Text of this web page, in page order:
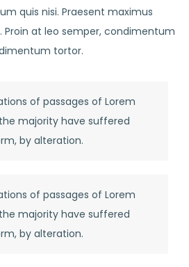
quis nisi. Praesent maximus
at leo semper, condimentum
tortor.
of passages of Lorem
majority have suffered
by alteration.
of passages of Lorem
majority have suffered
by alteration.